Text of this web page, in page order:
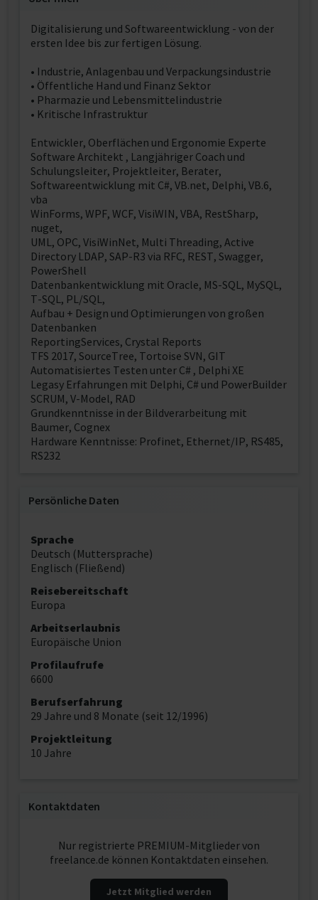
Digitalisierung und Softwareentwicklung - von der
ersten Idee bis zur fertigen Lösung.
• Industrie, Anlagenbau und Verpackungsindustrie
• Öffentliche Hand und Finanz Sektor
• Pharmazie und Lebensmittelindustrie
• Kritische Infrastruktur
Entwickler, Oberflächen und Ergonomie Experte
Software Architekt , Langjähriger Coach und
Schulungsleiter, Projektleiter, Berater,
Softwareentwicklung mit C#, VB.net, Delphi, VB.6,
vba
WinForms, WPF, WCF, VisiWIN, VBA, RestSharp,
nuget,
UML, OPC, VisiWinNet, Multi Threading, Active
Directory LDAP, SAP-R3 via RFC, REST, Swagger,
PowerShell
Datenbankentwicklung mit Oracle, MS-SQL, MySQL,
T-SQL, PL/SQL,
Aufbau + Design und Optimierungen von großen
Datenbanken
ReportingServices, Crystal Reports
TFS 2017, SourceTree, Tortoise SVN, GIT
Automatisiertes Testen unter C# , Delphi XE
Legasy Erfahrungen mit Delphi, C# und PowerBuilder
SCRUM, V-Model, RAD
Grundkenntnisse in der Bildverarbeitung mit
Baumer, Cognex
Hardware Kenntnisse: Profinet, Ethernet/IP, RS485,
RS232
Persönliche Daten
Sprache
Deutsch (Muttersprache)
Englisch (Fließend)
Reisebereitschaft
Europa
Arbeitserlaubnis
Europäische Union
Profilaufrufe
6600
Berufserfahrung
29 Jahre und 8 Monate (seit 12/1996)
Projektleitung
10 Jahre
Kontaktdaten
Nur registrierte PREMIUM-Mitglieder von
freelance.de können Kontaktdaten einsehen.
Jetzt Mitglied werden